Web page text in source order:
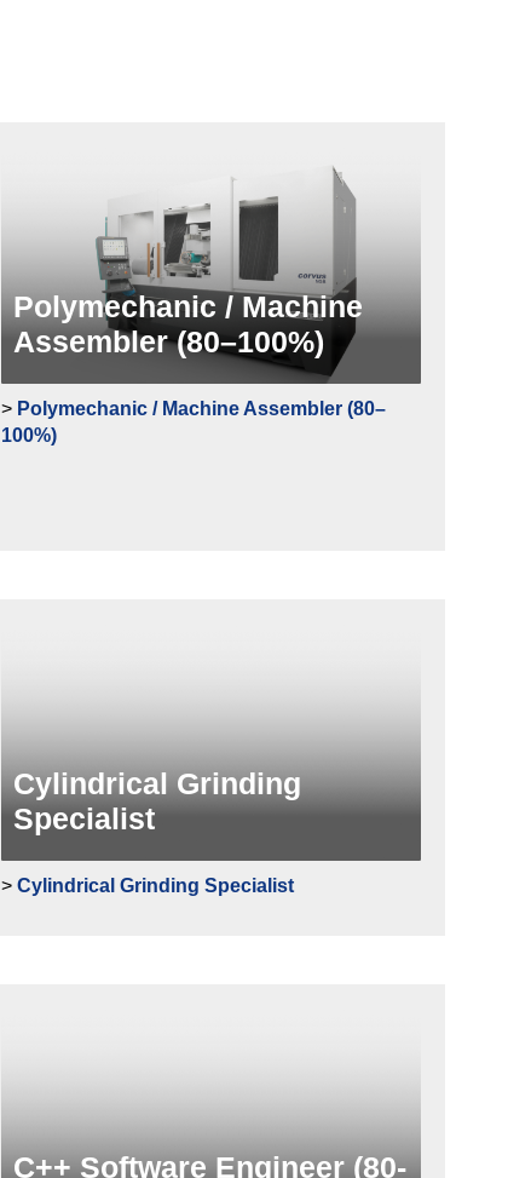
Polymechanic / Machine
Assembler (80–100%)
> Polymechanic / Machine Assembler (80–
100%)
Cylindrical Grinding
Specialist
>Cylindrical Grinding Specialist
C++ Software Engineer (80-